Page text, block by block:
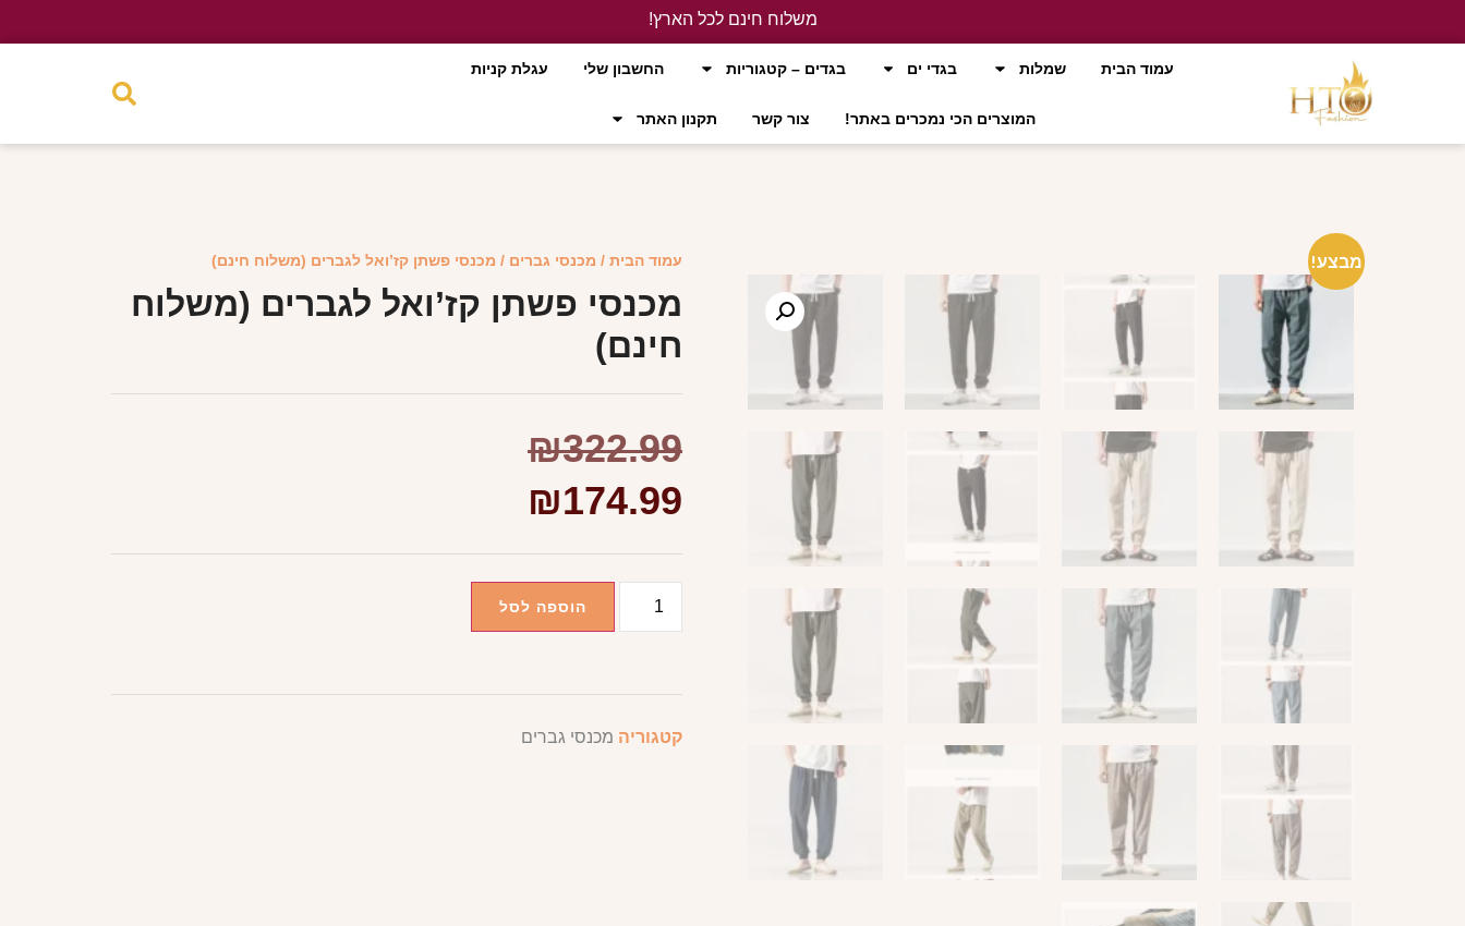
משלוח חינם לכל הארץ!
עמוד הבית
שמלות בגדי ים בגדים – קטגוריות החשבון שלי עגלת קניות
המוצרים הכי נמכרים באתר! צור קשר תקנון האתר
מבצע! עמוד הבית / מכנסי גברים / מכנסי פשתן קז’ואל לגברים (משלוח חינם)
מכנסי פשתן קז’ואל לגברים (משלוח
חינם)
₪322.99
₪174.99
הוספה לסל
קטגוריה מכנסי גברים